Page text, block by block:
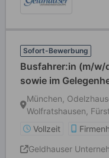
Sofort-Bewerbung
Busfahrer:in (m/w/
sowie im
München,
Wolfratshausen,
Vollzeit
Geldhauser